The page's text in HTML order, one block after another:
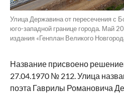
Улица Державина от пересечения с
юго-западной границе города. Май
издания «Генплан Великого
Название присвоено
27.04.1970 № 212. Улица
поэта Гаврилы Романовича